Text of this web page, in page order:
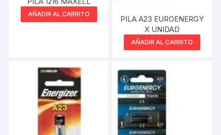
AÑADIR AL CARRITO
PILA A23 EUROENERGY
X UNIDAD
AÑADIR AL CARRITO